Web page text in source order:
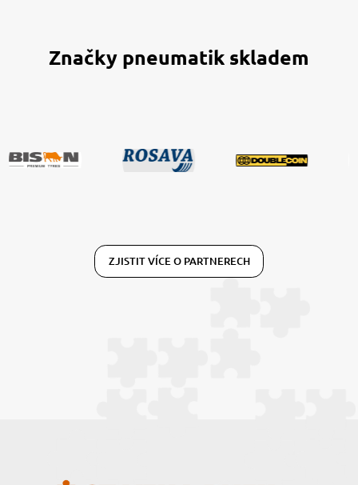
Značky pneumatik skladem
ZJISTIT VÍCE O PARTNERECH